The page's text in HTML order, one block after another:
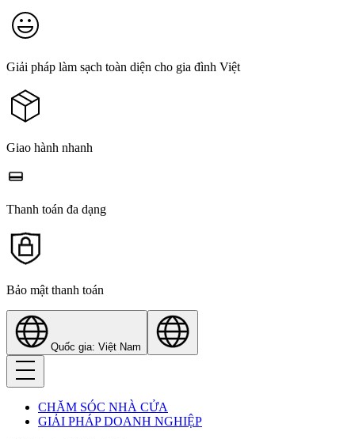
Giải pháp làm sạch toàn diện cho gia đình Việt
Giao hành nhanh
Thanh toán đa dạng
Bảo mật thanh toán
Quốc gia: Việt Nam
CHĂM SÓC NHÀ CỬA
GIẢI PHÁP DOANH NGHIỆP